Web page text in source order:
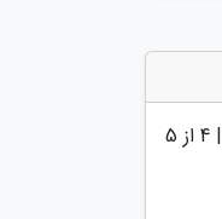
4 از 5